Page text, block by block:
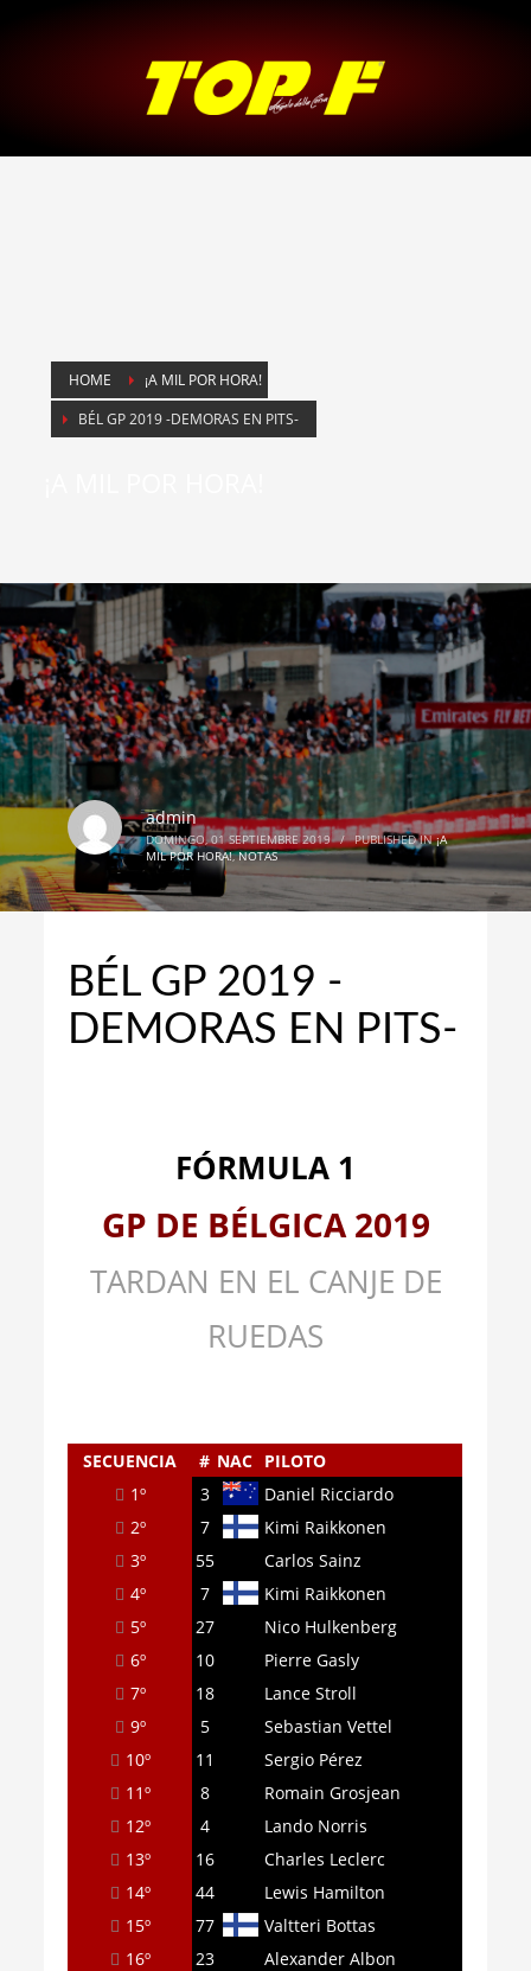
HOME
¡A MIL POR HORA!
BÉL GP 2019 -DEMORAS EN PITS-
admin
DOMINGO, 01 SEPTIEMBRE 2019 / PUBLISHED IN¡A
MIL POR HORA!,NOTAS
BÉL GP 2019 -
DEMORAS EN PITS-
FÓRMULA 1
GP DE BÉLGICA 2019
TARDAN EN EL CANJE DE
RUEDAS
SECUENCIA # NAC PILOTO
1º
3
Daniel Ricciardo
2º
7
Kimi Raikkonen
3º
55
Carlos Sainz
4º
7
Kimi Raikkonen
5º
27
Nico Hulkenberg
6º
10
Pierre Gasly
7º
18
Lance Stroll
9º
5
Sebastian Vettel
10º
11
Sergio Pérez
11º
8
Romain Grosjean
12º
4
Lando Norris
13º
16
Charles Leclerc
14º
44
Lewis Hamilton
15º
77
Valtteri Bottas
16º
23
Alexander Albon